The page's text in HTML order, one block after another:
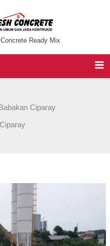
Ready Mix
Babakan Ciparay